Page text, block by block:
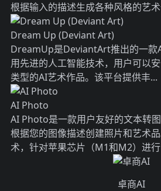
根据输入的描述生成各种风格的艺
Dream Up (Deviant Art)
DreamUp是DeviantArt推出的一款
用先进的人工智能技术，用户可以
类型的AI艺术作品。该平台提供丰...
AI Photo
AI Photo是一款用户友好的文本转
根据您的图像描述创建照片和艺术
术，针对苹果芯片（M1和M2）进
卓商AI